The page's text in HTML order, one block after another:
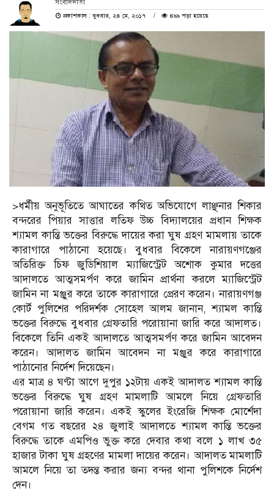
সংবাদদাতা
প্রকাশকাল : বুধবার, ২৪ মে, ২০১৭
৪৯৯ পড়া হয়েছে
>ধর্মীয় অনুভূতিতে আঘাতের কথিত অভিযোগে লাঞ্ছনার শিকার
বন্দরের পিয়ার সাত্তার লতিফ উচ্চ বিদ্যালয়ের প্রধান শিক্ষক
শ্যামল কান্তি ভক্তের বিরুদ্ধে দায়ের করা ঘুষ গ্রহণ মামলায় তাকে
কারাগারে পাঠানো হয়েছে। বুধবার বিকেলে নারায়ণগঞ্জের
অতিরিক্ত চিফ জুডিশিয়াল ম্যাজিস্ট্রেট অশোক কুমার দত্তের
আদালতে আত্মসমর্পণ করে জামিন প্রার্থনা করলে ম্যাজিস্ট্রেট
জামিন না মঞ্জুর করে তাকে কারাগারে প্রেরণ করেন। নারায়ণগঞ্জ
কোর্ট পুলিশের পরিদর্শক সোহেল আলম জানান, শ্যামল কান্তি
ভক্তের বিরুদ্ধে বুধবার গ্রেফতারি পরোয়ানা জারি করে আদালত।
বিকেলে তিনি একই আদালতে আত্মসমর্পণ করে জামিন আবেদন
করেন। আদালত জামিন আবেদন না মঞ্জুর করে কারাগারে
পাঠানোর নির্দেশ দিয়েছেন।
এর মাত্র ৪ ঘণ্টা আগে দুপুর ১২টায় একই আদালত শ্যামল কান্তি
ভক্তের বিরুদ্ধে ঘুষ গ্রহণ মামলাটি আমলে নিয়ে গ্রেফতারি
পরোয়ানা জারি করেন। একই স্কুলের ইংরেজি শিক্ষক মোর্শেদা
বেগম গত বছরের ২৪ জুলাই আদালতে শ্যামল কান্তি ভক্তের
বিরুদ্ধে তাকে এমপিও ভুক্ত করে দেবার কথা বলে ১ লাখ ৩৫
হাজার টাকা ঘুষ গ্রহণের মামলা দায়ের করেন। আদালত মামলাটি
আমলে নিয়ে তা তদন্ত করার জন্য বন্দর থানা পুলিশকে নির্দেশ
দেন।